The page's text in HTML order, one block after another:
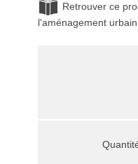
Retrouver ce
l'aménagement urbain